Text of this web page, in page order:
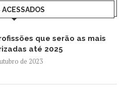
ACESSADOS
que serão as mais
até 2025
de 2023